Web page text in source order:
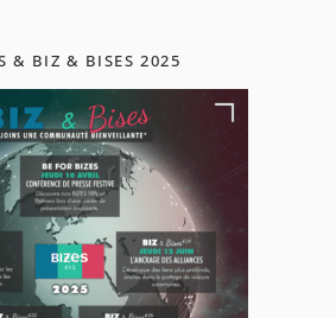
& BIZ & BISES 2025